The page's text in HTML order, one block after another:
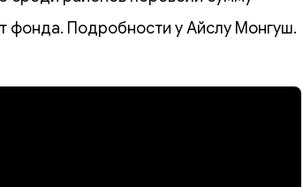
фонда. Подробности у Айслу Монгуш.